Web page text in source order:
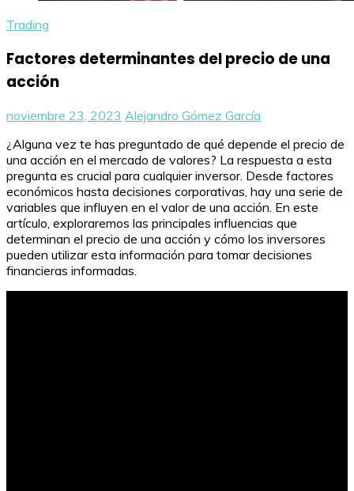
Trading
Factores determinantes del precio de una
acción
noviembre 23, 2023 Alejandro Gómez García
¿Alguna vez te has preguntado de qué depende el precio de
una acción en el mercado de valores? La respuesta a esta
pregunta es crucial para cualquier inversor. Desde factores
económicos hasta decisiones corporativas, hay una serie de
variables que influyen en el valor de una acción. En este
artículo, exploraremos las principales influencias que
determinan el precio de una acción y cómo los inversores
pueden utilizar esta información para tomar decisiones
financieras informadas.